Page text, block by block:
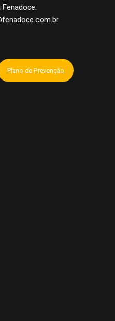
Plano de Prevenção